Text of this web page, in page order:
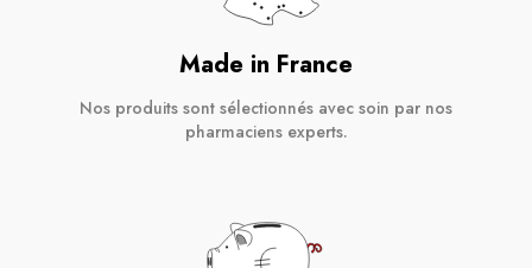
Made in France
Nos produits sont sélectionnés avec soin par nos
pharmaciens experts.